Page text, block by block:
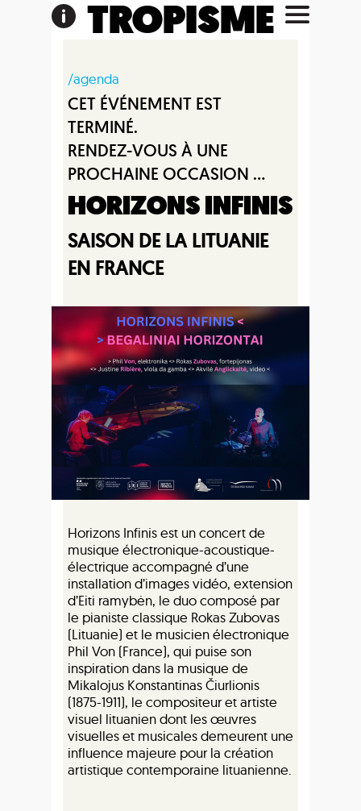
TROPISME
/agenda
CET ÉVÉNEMENT EST
TERMINÉ.
RENDEZ-VOUS À UNE
PROCHAINE OCCASION ...
HORIZONS INFINIS
SAISON DE LA LITUANIE
EN FRANCE
Horizons Infinis est un concert de
musique électronique-acoustique-
électrique accompagné d’une
installation d’images vidéo, extension
d’Eiti ramybėn, le duo composé par
le pianiste classique Rokas Zubovas
(Lituanie) et le musicien électronique
Phil Von (France), qui puise son
inspiration dans la musique de
Mikalojus Konstantinas Čiurlionis
(1875-1911), le compositeur et artiste
visuel lituanien dont les œuvres
visuelles et musicales demeurent une
influence majeure pour la création
artistique contemporaine lituanienne.